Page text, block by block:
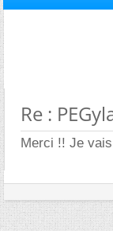
Re :
Merci !! Je